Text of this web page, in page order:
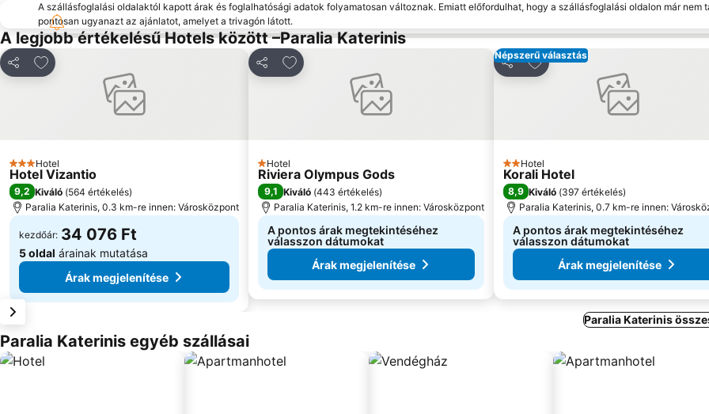
A szállásfoglalási oldalaktól kapott árak és foglalhatósági adatok folyamatosan változnak. Emiatt előfordulhat, hogy a szállásfoglalási oldalon már nem
pontosan ugyanazt az ajánlatot, amelyet a trivagón látott.
A legjobb értékelésű Hotels között –Paralia Katerinis
Megosztás
Hozzáadás a kedvencekhez
3 Kategória
Hotel
Hotel Vizantio
9,2 Kiváló (564 értékelés)
Paralia Katerinis, 0.3 km-re innen: Városközpont
kezdőár: 34 076 Ft
5 oldal árainak mutatása
Árak megjelenítése
Megosztás
Hozzáadás a kedvencekhez
1 Kategória
Hotel
Riviera Olympus Gods
9,1 Kiváló (443 értékelés)
Paralia Katerinis, 1.2 km-re innen: Városközpont
A pontos árak megtekintéséhez
válasszon dátumokat
Árak megjelenítése
Népszerű választás
Megosztás
Hozzáadás a kedvencekhez
2 Kategória
Hotel
Korali Hotel
8,9 Kiváló (397 értékelés)
Paralia Katerinis, 0.7 km-re innen:
A pontos árak megtekintéséhez
válasszon dátumokat
Árak megjelenítése
Paralia Katerinis
Paralia Katerinis egyéb szállásai